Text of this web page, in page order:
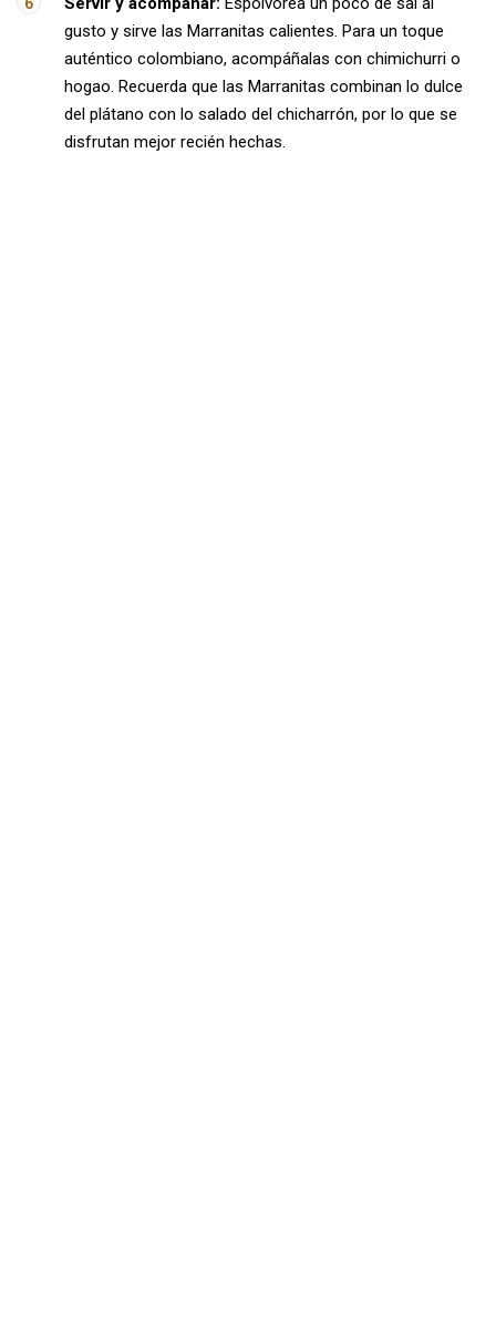
gusto y sirve las Marranitas calientes. Para un toque
auténtico colombiano, acompáñalas con chimichurri o
hogao. Recuerda que las Marranitas combinan lo dulce
del plátano con lo salado del chicharrón, por lo que se
disfrutan mejor recién hechas.